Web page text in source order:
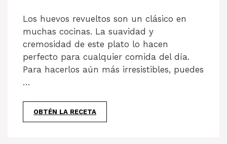
Los huevos revueltos son un clásico en
muchas cocinas. La suavidad y
cremosidad de este plato lo hacen
perfecto para cualquier comida del día.
Para hacerlos aún más irresistibles, puedes
…
OBTÉN LA RECETA